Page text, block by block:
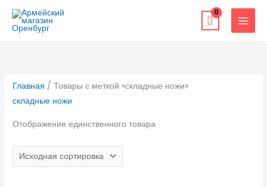
Перейти
содержимому
Главная / Товары с меткой «складные ножи»
складные ножи
Отображение единственного товара